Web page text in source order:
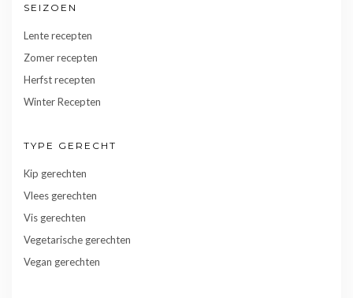
SEIZOEN
Lente recepten
Zomer recepten
Herfst recepten
Winter Recepten
TYPE GERECHT
Kip gerechten
Vlees gerechten
Vis gerechten
Vegetarische gerechten
Vegan gerechten